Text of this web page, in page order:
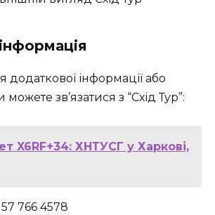
інформації або
можете зв’язатися з “Схід Тур”:
X6RF+34: ХНТУСГ у Харкові,
766 4578